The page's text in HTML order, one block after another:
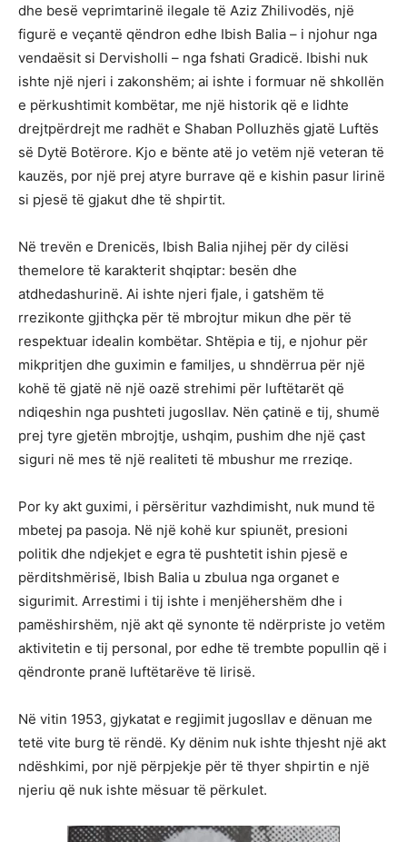
dhe besë veprimtarinë ilegale të Aziz Zhilivodës, një
figurë e veçantë qëndron edhe Ibish Balia – i njohur nga
vendaësit si Dervisholli – nga fshati Gradicë. Ibishi nuk
ishte një njeri i zakonshëm; ai ishte i formuar në shkollën
e përkushtimit kombëtar, me një historik që e lidhte
drejtpërdrejt me radhët e Shaban Polluzhës gjatë Luftës
së Dytë Botërore. Kjo e bënte atë jo vetëm një veteran të
kauzës, por një prej atyre burrave që e kishin pasur lirinë
si pjesë të gjakut dhe të shpirtit.
Në trevën e Drenicës, Ibish Balia njihej për dy cilësi
themelore të karakterit shqiptar: besën dhe
atdhedashurinë. Ai ishte njeri fjale, i gatshëm të
rrezikonte gjithçka për të mbrojtur mikun dhe për të
respektuar idealin kombëtar. Shtëpia e tij, e njohur për
mikpritjen dhe guximin e familjes, u shndërrua për një
kohë të gjatë në një oazë strehimi për luftëtarët që
ndiqeshin nga pushteti jugosllav. Nën çatinë e tij, shumë
prej tyre gjetën mbrojtje, ushqim, pushim dhe një çast
siguri në mes të një realiteti të mbushur me rreziqe.
Por ky akt guximi, i përsëritur vazhdimisht, nuk mund të
mbetej pa pasoja. Në një kohë kur spiunët, presioni
politik dhe ndjekjet e egra të pushtetit ishin pjesë e
përditshmërisë, Ibish Balia u zbulua nga organet e
sigurimit. Arrestimi i tij ishte i menjëhershëm dhe i
pamëshirshëm, një akt që synonte të ndërpriste jo vetëm
aktivitetin e tij personal, por edhe të trembte popullin që i
qëndronte pranë luftëtarëve të lirisë.
Në vitin 1953, gjykatat e regjimit jugosllav e dënuan me
tetë vite burg të rëndë. Ky dënim nuk ishte thjesht një akt
ndëshkimi, por një përpjekje për të thyer shpirtin e një
njeriu që nuk ishte mësuar të përkulet.